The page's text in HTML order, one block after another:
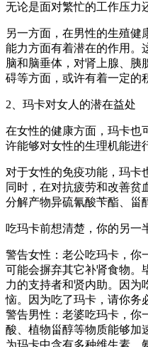
无论是面对繁忙的工作压力
另一方面，在男性的生殖健
能力方面有着潜在的作用。
脑和脑垂体，对肾上腺、胰
碍等方面，或许有着一定的
2、玛卡对女人的潜在益处
在女性的健康方面，玛卡也
许能够对女性的生理机能进
对于女性的免疫功能，玛卡
同时，在对抗疲劳和改善贫
分解产物异硫氰酸苄酯、甾
吃玛卡前想清楚，你的另一
警告女性：老公吃玛卡，你
可能会摒弃其它补肾食物。
力的支持者和贤内助。因为
恼。因为吃了玛卡，请你务
警告男性：老婆吃玛卡，你
酸、植物甾醇等物质能够加